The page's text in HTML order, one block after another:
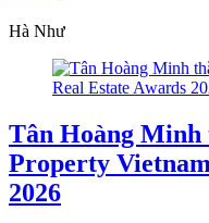
Hà Như
Tân Hoàng
Property
2026